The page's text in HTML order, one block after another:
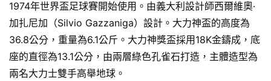
1974年世界盃足球賽開始使用。由義大利設計師西爾維奧·
加扎尼加（Silvio Gazzaniga）設計。大力神盃的高度為
36.8公分，重量為6.1公斤。大力神獎盃採用18K金鑄成，底
座的直徑為13.1公分，由兩層綠色孔雀石打造，主體造型為
兩名大力士雙手高舉地球。